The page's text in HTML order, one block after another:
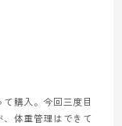
購入。今回三度目
体重管理はできて